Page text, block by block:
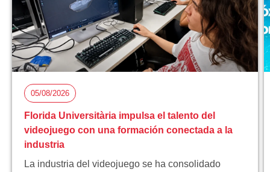
05/08/2026
Florida Universitària impulsa el talento del
videojuego con una formación conectada a la
industria
La industria del videojuego se ha consolidado